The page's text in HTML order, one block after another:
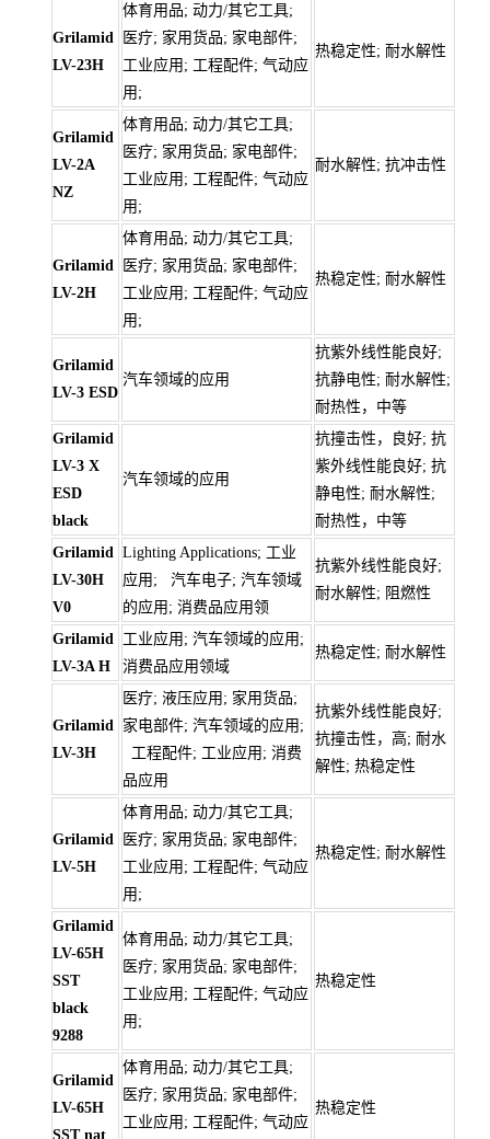
Grilamid
LV-23H
体育用品; 动力/其它工具;
医疗; 家用货品; 家电部件;
工业应用; 工程配件; 气动应
用;
热稳定性; 耐水解性
Grilamid
LV-2A
NZ
体育用品; 动力/其它工具;
医疗; 家用货品; 家电部件;
工业应用; 工程配件; 气动应
用;
耐水解性; 抗冲击性
Grilamid
LV-2H
体育用品; 动力/其它工具;
医疗; 家用货品; 家电部件;
工业应用; 工程配件; 气动应
用;
热稳定性; 耐水解性
Grilamid
LV-3 ESD
汽车领域的应用
抗紫外线性能良好;
抗静电性; 耐水解性;
耐热性，中等
Grilamid
LV-3 X
ESD
black
汽车领域的应用
抗撞击性，良好; 抗
紫外线性能良好; 抗
静电性; 耐水解性;
耐热性，中等
Grilamid
LV-30H
V0
Lighting Applications; 工业
应用; 汽车电子; 汽车领域
的应用; 消费品应用领
抗紫外线性能良好;
耐水解性; 阻燃性
Grilamid
LV-3A H
工业应用; 汽车领域的应用;
消费品应用领域
热稳定性; 耐水解性
Grilamid
LV-3H
医疗; 液压应用; 家用货品;
家电部件; 汽车领域的应用;
工程配件; 工业应用; 消费
品应用
抗紫外线性能良好;
抗撞击性，高; 耐水
解性; 热稳定性
Grilamid
LV-5H
体育用品; 动力/其它工具;
医疗; 家用货品; 家电部件;
工业应用; 工程配件; 气动应
用;
热稳定性; 耐水解性
Grilamid
LV-65H
SST
black
9288
体育用品; 动力/其它工具;
医疗; 家用货品; 家电部件;
工业应用; 工程配件; 气动应
用;
热稳定性
Grilamid
LV-65H
SST nat
体育用品; 动力/其它工具;
医疗; 家用货品; 家电部件;
工业应用; 工程配件; 气动应
热稳定性